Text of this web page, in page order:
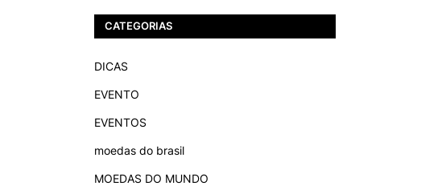
CATEGORIAS
DICAS
EVENTO
EVENTOS
moedas do brasil
MOEDAS DO MUNDO